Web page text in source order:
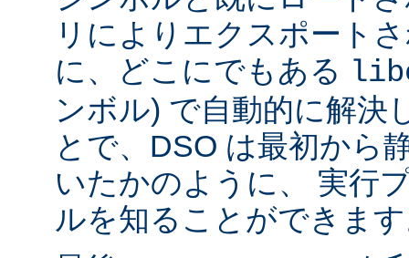
リによりエクスポート
に、どこにでもある
ンボル) で自動的に解決
とで、DSO は最初から
いたかのように、 実行
ルを知ることができま